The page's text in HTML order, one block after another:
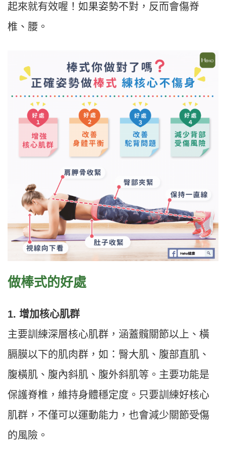
起來就有效喔！如果姿勢不對，反而會傷脊
椎、腰。
做棒式的好處
1. 增加核心肌群
主要訓練深層核心肌群，涵蓋髖關節以上、橫
膈膜以下的肌肉群，如：臀大肌、腹部直肌、
腹橫肌、腹內斜肌、腹外斜肌等。主要功能是
保護脊椎，維持身體穩定度。只要訓練好核心
肌群，不僅可以運動能力，也會減少關節受傷
的風險。